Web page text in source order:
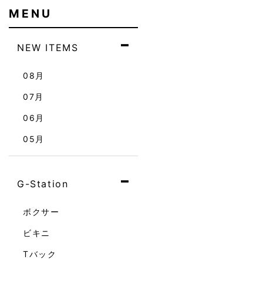
MENU
NEW ITEMS
08月
07月
06月
05月
G-Station
ボクサー
ビキニ
Tバック